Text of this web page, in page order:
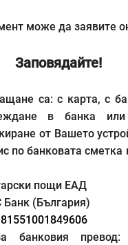
може да заявите
Заповядайте!
са: с карта, с
в банка
от Вашето
по банковата сметка
пощи ЕАД
Банк (България)
банковия превод: